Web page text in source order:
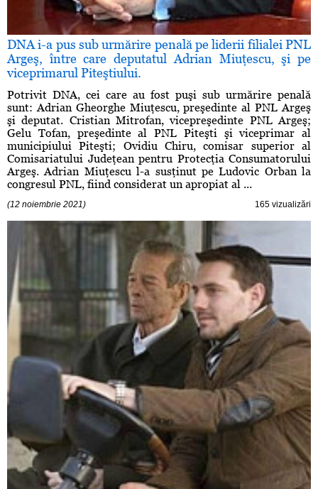
DNA i-a pus sub urmărire penală pe liderii filialei PNL
Argeş, între care deputatul Adrian Miuţescu, şi pe
viceprimarul Piteştiului.
Potrivit DNA, cei care au fost puşi sub urmărire penală
sunt: Adrian Gheorghe Miuţescu, preşedinte al PNL Argeş
şi deputat. Cristian Mitrofan, vicepreşedinte PNL Argeş;
Gelu Tofan, preşedinte al PNL Piteşti şi viceprimar al
municipiului Piteşti; Ovidiu Chiru, comisar superior al
Comisariatului Judeţean pentru Protecţia Consumatorului
Argeş. Adrian Miuţescu l-a susţinut pe Ludovic Orban la
congresul PNL, fiind considerat un apropiat al ...
(12 noiembrie 2021) 165 vizualizări